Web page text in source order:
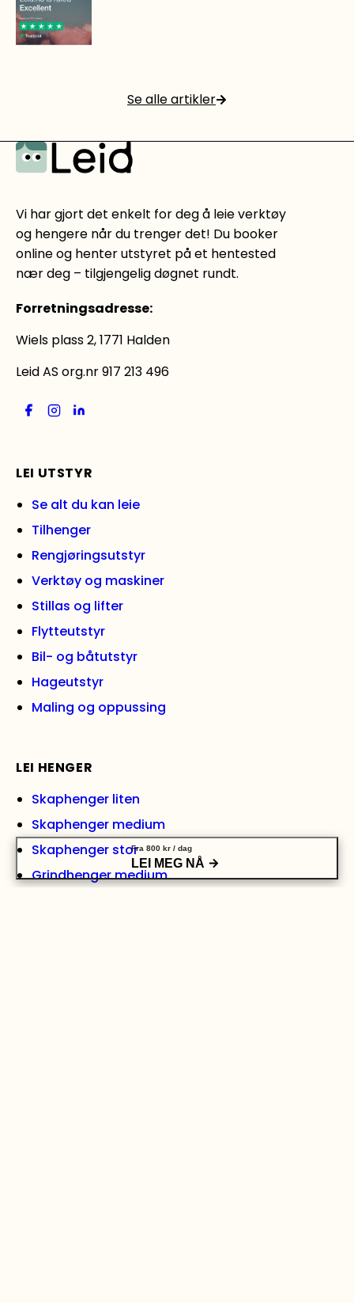
Fra 800 kr/ dag
LEI MEG NÅ
Se alle artikler
Vi har gjort det enkelt for deg å leie verktøy
og hengere når du trenger det! Du booker
online og henter utstyret på et hentested
nær deg – tilgjengelig døgnet rundt.
Forretningsadresse:
Wiels plass 2, 1771 Halden
Leid AS org.nr 917 213 496
LEI UTSTYR
Se alt du kan leie
Tilhenger
Rengjøringsutstyr
Verktøy og maskiner
Stillas og lifter
Flytteutstyr
Bil- og båtutstyr
Hageutstyr
Maling og oppussing
LEI HENGER
Skaphenger liten
Skaphenger medium
Skaphenger stor
Grindhenger medium